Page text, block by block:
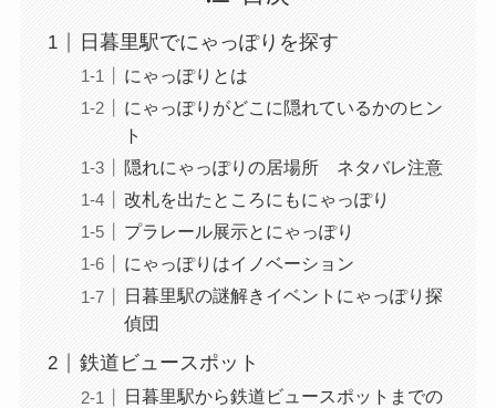
日暮里駅でにゃっぽりを探す
にゃっぽりとは
にゃっぽりがどこに隠れているかのヒン
ト
隠れにゃっぽりの居場所 ネタバレ注意
改札を出たところにもにゃっぽり
プラレール展示とにゃっぽり
にゃっぽりはイノベーション
日暮里駅の謎解きイベントにゃっぽり探
偵団
鉄道ビュースポット
日暮里駅から鉄道ビュースポットまでの